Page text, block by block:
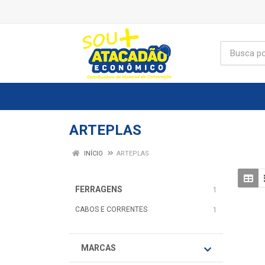
ARTEPLAS
INÍCIO ARTEPLAS
FERRAGENS 1
CABOS E CORRENTES 1
MARCAS